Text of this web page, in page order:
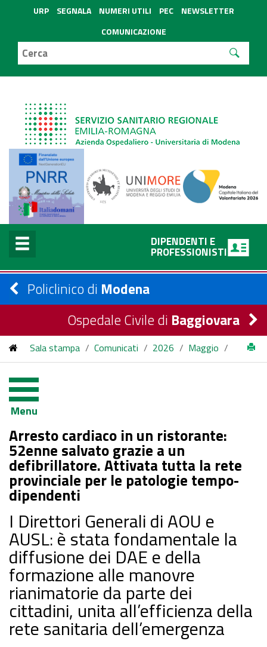
URP SEGNALA NUMERI UTILI PEC
NEWSLETTER
COMUNICAZIONE
DIPENDENTI E
PROFESSIONISTI
Policlinico di Modena
Ospedale Civile di Baggiovara
Sala stampa / Comunicati / 2026 / Maggio /
defibrillatore. Attivata tutta la rete provinciale per le
patologie tempo-dipendenti
Menu
Arresto cardiaco in un ristorante:
52enne salvato grazie a un
defibrillatore. Attivata tutta la rete
provinciale per le patologie tempo-
dipendenti
I Direttori Generali di AOU e
AUSL: è stata fondamentale la
diffusione dei DAE e della
formazione alle manovre
rianimatorie da parte dei
cittadini, unita all’efficienza della
rete sanitaria dell’emergenza